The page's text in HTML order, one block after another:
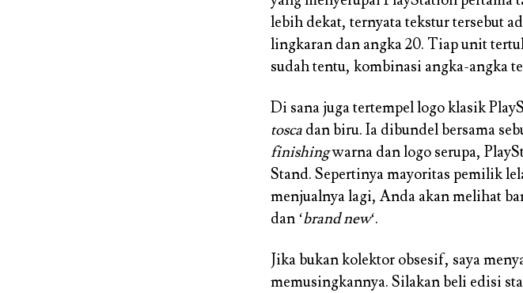
lebih dekat, ternyata tekstur tersebut
lingkaran dan angka 20. Tiap unit
sudah tentu, kombinasi angka-angka
Di sana juga tertempel logo klasik
tosca dan biru. Ia dibundel bersama
finishingwarna dan logo serupa,
Stand. Sepertinya mayoritas pemilik
menjualnya lagi, Anda akan melihat
dan ‘brand new‘.
Jika bukan kolektor obsesif, saya
memusingkannya. Silakan beli edisi